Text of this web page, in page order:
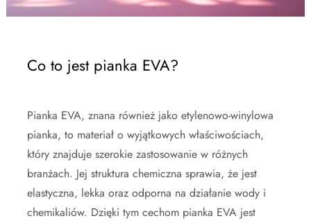
Co to jest pianka EVA?
Pianka EVA, znana również jako etylenowo-winylowa
pianka, to materiał o wyjątkowych właściwościach,
który znajduje szerokie zastosowanie w różnych
branżach. Jej struktura chemiczna sprawia, że jest
elastyczna, lekka oraz odporna na działanie wody i
chemikaliów. Dzięki tym cechom pianka EVA jest